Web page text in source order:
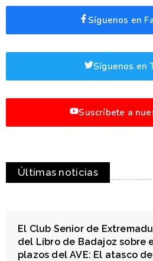
Síguenos en
Síguenos en
Suscríbete a
Últimas noticias
El Club Senior de
del Libro de Badajoz sobre
plazos del AVE: El atasco